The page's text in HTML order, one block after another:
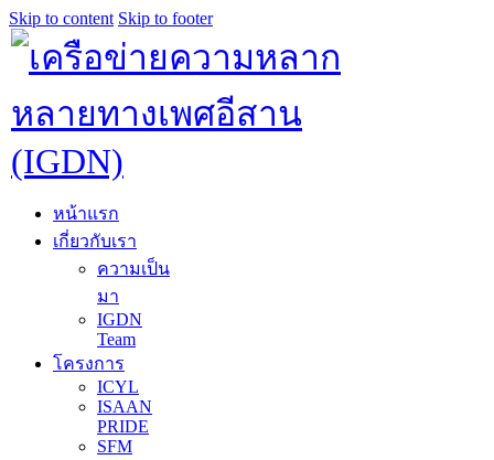
Skip to content Skip to footer
หน้าแรก
เกี่ยวกับเรา
ความเป็น
มา
IGDN
Team
โครงการ
ICYL
ISAAN
PRIDE
SFM